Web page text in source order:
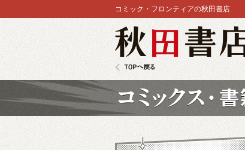
コミック・フロンティアの秋田書店